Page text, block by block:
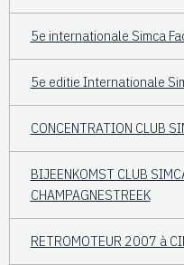
5e internationale Simca
5e editie Internationale
CONCENTRATION CLUB
BIJEENKOMST CLUB
CHAMPAGNESTREEK
RETROMOTEUR 2007 à